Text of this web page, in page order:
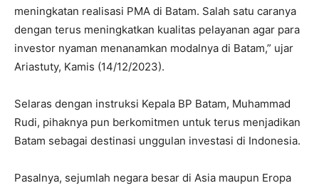
meningkatan realisasi PMA di Batam. Salah satu caranya
dengan terus meningkatkan kualitas pelayanan agar para
investor nyaman menanamkan modalnya di Batam,” ujar
Ariastuty, Kamis (14/12/2023).
Selaras dengan instruksi Kepala BP Batam, Muhammad
Rudi, pihaknya pun berkomitmen untuk terus menjadikan
Batam sebagai destinasi unggulan investasi di Indonesia.
Pasalnya, sejumlah negara besar di Asia maupun Eropa